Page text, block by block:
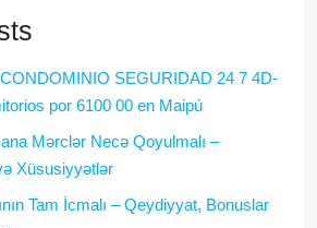
SEGURIDAD 24 7 4D-
por 6100 00 en Maipú
Mərclər Necə Qoyulmalı –
Xüsusiyyətlər
Tam İcmalı – Qeydiyyat, Bonuslar